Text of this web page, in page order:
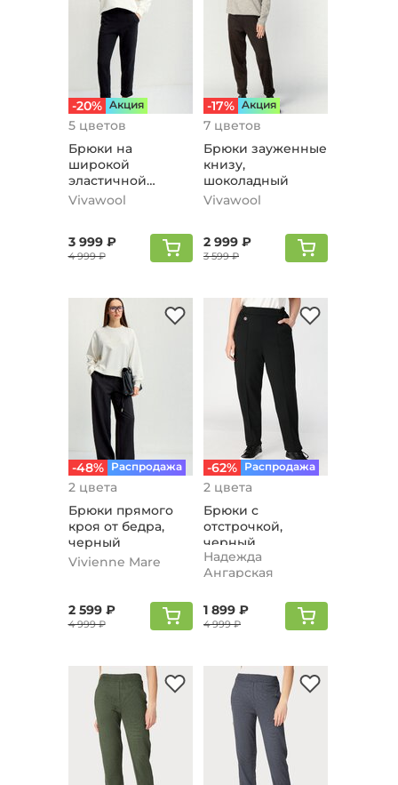
-20% Aкция
5 цветов
Брюки на
широкой
эластичной
резинке, черный
Vivawool
3 999 ₽
4 999 ₽
-17% Aкция
7 цветов
Брюки зауженные
книзу,
шоколадный
Vivawool
2 999 ₽
3 599 ₽
-48% Распродажа
2 цвета
Брюки прямого
кроя от бедра,
черный
Vivienne Mare
2 599 ₽
4 999 ₽
-62% Распродажа
2 цвета
Брюки с
отстрочкой,
черный
Надежда
Ангарская
1 899 ₽
4 999 ₽